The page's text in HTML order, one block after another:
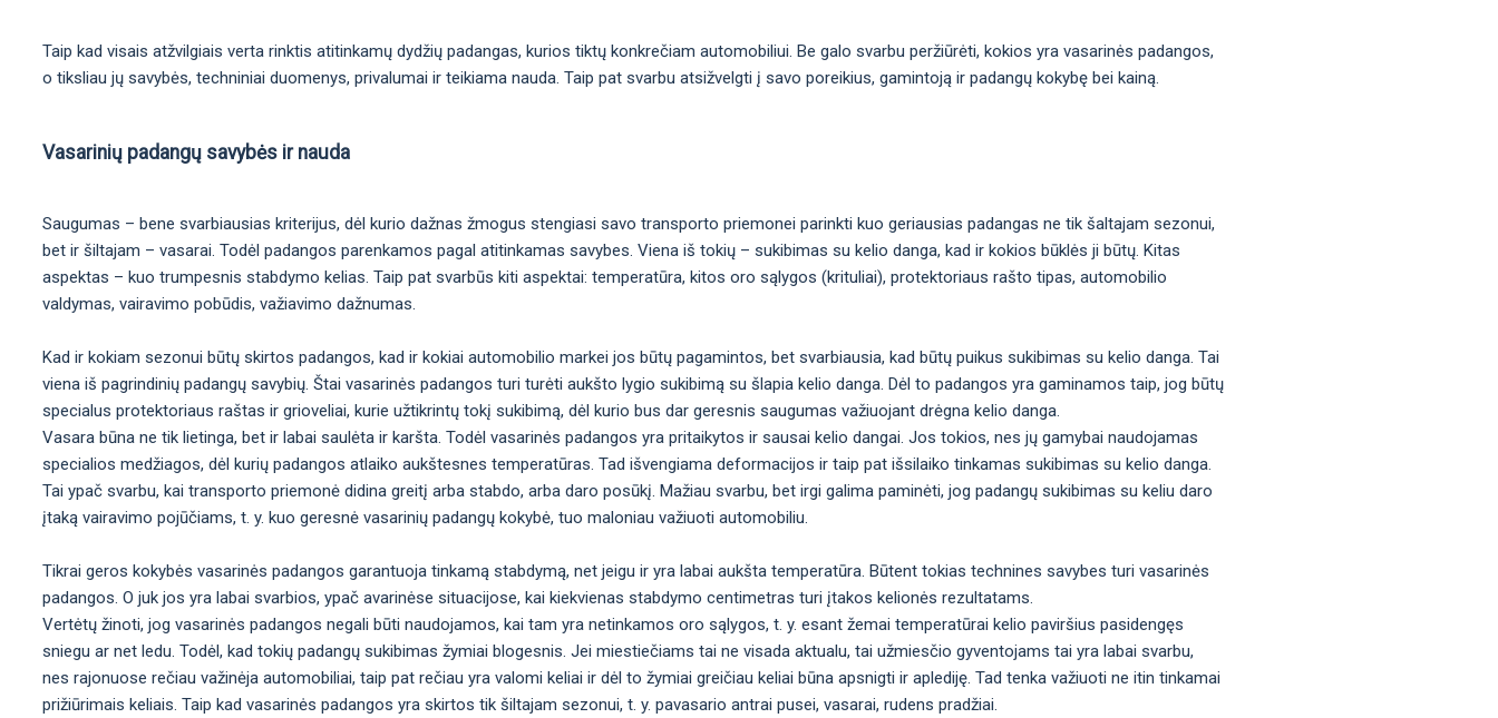
Taip kad visais atžvilgiais verta rinktis atitinkamų dydžių padangas, kurios tiktų konkrečiam automobiliui. Be galo svarbu peržiūrėti, kokios yra vasarinės padangos,
o tiksliau jų savybės, techniniai duomenys, privalumai ir teikiama nauda. Taip pat svarbu atsižvelgti į savo poreikius, gamintoją ir padangų kokybę bei kainą.
Vasarinių padangų savybės ir nauda
Saugumas – bene svarbiausias kriterijus, dėl kurio dažnas žmogus stengiasi savo transporto priemonei parinkti kuo geriausias padangas ne tik šaltajam sezonui,
bet ir šiltajam – vasarai. Todėl padangos parenkamos pagal atitinkamas savybes. Viena iš tokių – sukibimas su kelio danga, kad ir kokios būklės ji būtų. Kitas
aspektas – kuo trumpesnis stabdymo kelias. Taip pat svarbūs kiti aspektai: temperatūra, kitos oro sąlygos (krituliai), protektoriaus rašto tipas, automobilio
valdymas, vairavimo pobūdis, važiavimo dažnumas.
Kad ir kokiam sezonui būtų skirtos padangos, kad ir kokiai automobilio markei jos būtų pagamintos, bet svarbiausia, kad būtų puikus sukibimas su kelio danga. Tai
viena iš pagrindinių padangų savybių. Štai vasarinės padangos turi turėti aukšto lygio sukibimą su šlapia kelio danga. Dėl to padangos yra gaminamos taip, jog būtų
specialus protektoriaus raštas ir grioveliai, kurie užtikrintų tokį sukibimą, dėl kurio bus dar geresnis saugumas važiuojant drėgna kelio danga.
Vasara būna ne tik lietinga, bet ir labai saulėta ir karšta. Todėl vasarinės padangos yra pritaikytos ir sausai kelio dangai. Jos tokios, nes jų gamybai naudojamas
specialios medžiagos, dėl kurių padangos atlaiko aukštesnes temperatūras. Tad išvengiama deformacijos ir taip pat išsilaiko tinkamas sukibimas su kelio danga.
Tai ypač svarbu, kai transporto priemonė didina greitį arba stabdo, arba daro posūkį. Mažiau svarbu, bet irgi galima paminėti, jog padangų sukibimas su keliu daro
įtaką vairavimo pojūčiams, t. y. kuo geresnė vasarinių padangų kokybė, tuo maloniau važiuoti automobiliu.
Tikrai geros kokybės vasarinės padangos garantuoja tinkamą stabdymą, net jeigu ir yra labai aukšta temperatūra. Būtent tokias technines savybes turi vasarinės
padangos. O juk jos yra labai svarbios, ypač avarinėse situacijose, kai kiekvienas stabdymo centimetras turi įtakos kelionės rezultatams.
Vertėtų žinoti, jog vasarinės padangos negali būti naudojamos, kai tam yra netinkamos oro sąlygos, t. y. esant žemai temperatūrai kelio paviršius pasidengęs
sniegu ar net ledu. Todėl, kad tokių padangų sukibimas žymiai blogesnis. Jei miestiečiams tai ne visada aktualu, tai užmiesčio gyventojams tai yra labai svarbu,
nes rajonuose rečiau važinėja automobiliai, taip pat rečiau yra valomi keliai ir dėl to žymiai greičiau keliai būna apsnigti ir aplediję. Tad tenka važiuoti ne itin tinkamai
prižiūrimais keliais. Taip kad vasarinės padangos yra skirtos tik šiltajam sezonui, t. y. pavasario antrai pusei, vasarai, rudens pradžiai.